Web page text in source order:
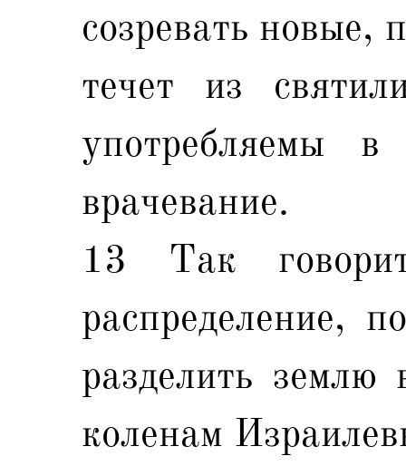
созревать новые,
течет из
употребляемы
врачевание.
13 Так
распределение,
разделить землю
коленам